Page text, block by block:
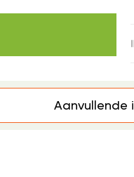
Aanvullende